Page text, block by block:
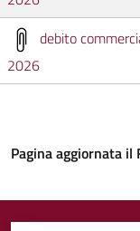
debito
2026
Pagina aggiornata il